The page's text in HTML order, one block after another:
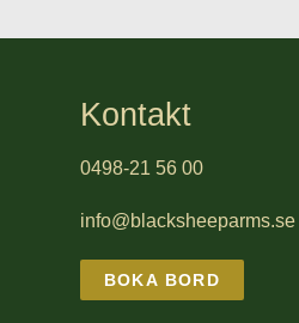
Kontakt
0498-21 56 00
info@blacksheeparms.se
BOKA BORD